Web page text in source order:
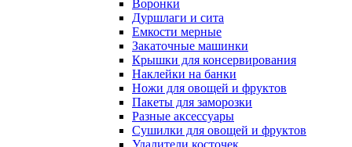
Воронки
Дуршлаги и сита
Емкости мерные
Закаточные машинки
Крышки для консервирования
Наклейки на банки
Ножи для овощей и фруктов
Пакеты для заморозки
Разные аксессуары
Сушилки для овощей и фруктов
Удалители косточек